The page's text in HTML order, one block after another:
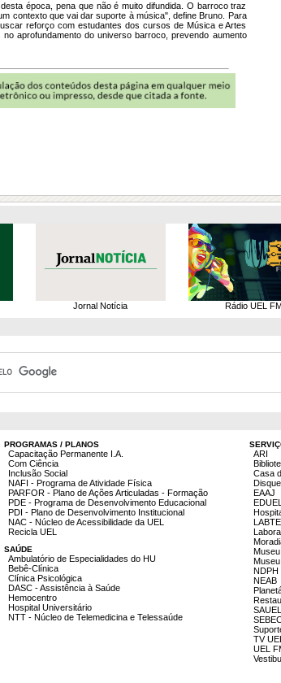
época, pena que não é muito difundida. O barroco traz
contexto que vai dar suporte à música", define Bruno. Para
reforço com estudantes dos cursos de Música e Artes
aprofundamento do universo barroco, prevendo aumento
Jornal Notícia Rádio UEL
PROGRAMAS / PLANOS
Capacitação Permanente I.A.
Com Ciência
Inclusão Social
NAFI - Programa de Atividade Física
PARFOR - Plano de Ações Articuladas - Formação
PDE - Programa de Desenvolvimento Educacional
PDI - Plano de Desenvolvimento Institucional
NAC - Núcleo de Acessibilidade da UEL
Recicla UEL
SAÚDE
Ambulatório de Especialidades do HU
Bebê-Clínica
Clínica Psicológica
DASC - Assistência à Saúde
Hemocentro
Hospital Universitário
NTT - Núcleo de Telemedicina e Telessaúde
ARI
Casa
EAAJ
NDPH
NEAB
SAUEL
TV UEL
UEL